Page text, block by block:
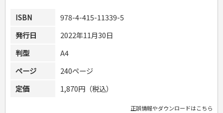
ISBN
978-4-415-11339-5
発行日
2022年11月30日
判型
A4
ページ
240ページ
定価
1,870円（税込）
正誤情報やダウンロードはこちら